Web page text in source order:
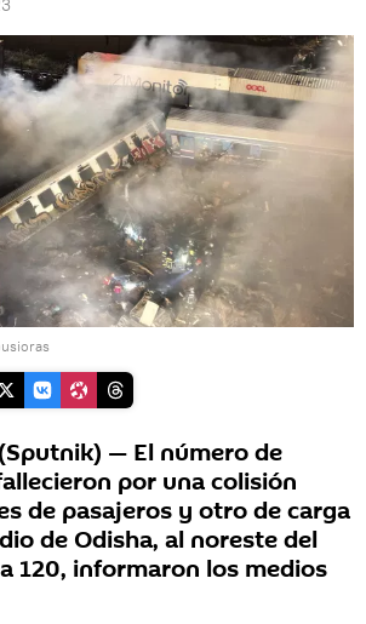
— El número de
por una colisión
de pasajeros y otro de carga
de Odisha, al noreste del
120, informaron los medios